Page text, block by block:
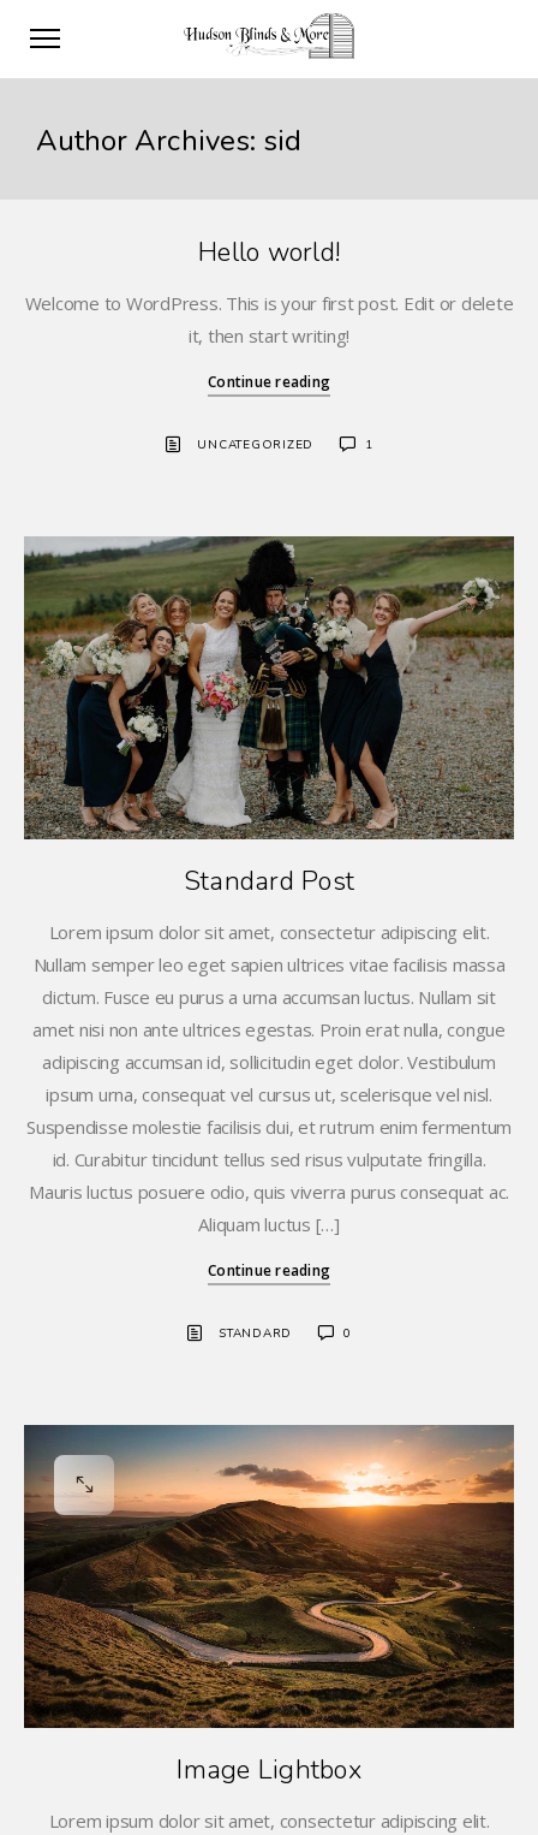
Author Archives: sid
Hello world!
Welcome to WordPress. This is your first post. Edit or delete
it, then start writing!
Continue reading
UNCATEGORIZED 1
Standard Post
Lorem ipsum dolor sit amet, consectetur adipiscing elit.
Nullam semper leo eget sapien ultrices vitae facilisis massa
dictum. Fusce eu purus a urna accumsan luctus. Nullam sit
amet nisi non ante ultrices egestas. Proin erat nulla, congue
adipiscing accumsan id, sollicitudin eget dolor. Vestibulum
ipsum urna, consequat vel cursus ut, scelerisque vel nisl.
Suspendisse molestie facilisis dui, et rutrum enim fermentum
id. Curabitur tincidunt tellus sed risus vulputate fringilla.
Mauris luctus posuere odio, quis viverra purus consequat ac.
Aliquam luctus […]
Continue reading
STANDARD 0
Image Lightbox
Lorem ipsum dolor sit amet, consectetur adipiscing elit.